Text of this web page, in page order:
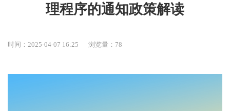
理程序的通知政策解读
时间：2025-04-07 16:25 浏览量： 78